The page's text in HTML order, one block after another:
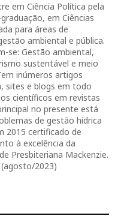
em Ciência Política pela
em Ciências
para áreas de
ambiental e pública.
se: Gestão ambiental,
sustentável e meio
inúmeros artigos
sites e blogs em todo
científicos em revistas
no presente está
de gestão hídrica
2015 certificado de
à excelência da
Presbiteriana Mackenzie.
2023)